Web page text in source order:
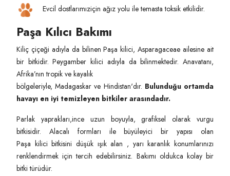
Evcil dostlarımıziçin ağız yolu ile temasta toksik etkilidir.
Paşa Kılıcı Bakımı
Kiliç çiçeği adıyla da bilinen Paşa kilici, Asparagaceae ailesine ait
bir bitkidir. Peygamber kilici adıyla da bilinmektedir. Anavatanı,
Afrika’nın tropik ve kayalık
bölgeleriyle, Madagaskar ve Hindistan'dır. Bulunduğu ortamda
havayı en iyi temizleyen bitkiler arasındadır.
Parlak yaprakları,ince uzun boyuyla, grafiksel olarak vurgu
bitkisidir. Alacalı formları ile büyüleyici bir yapısı olan
Paşa kilici bitkisini düşük ışık alan , yarı karanlık konumlarınızı
renklendirmek için tercih edebilirsiniz. Bakımı oldukca kolay bir
bitki türüdür.